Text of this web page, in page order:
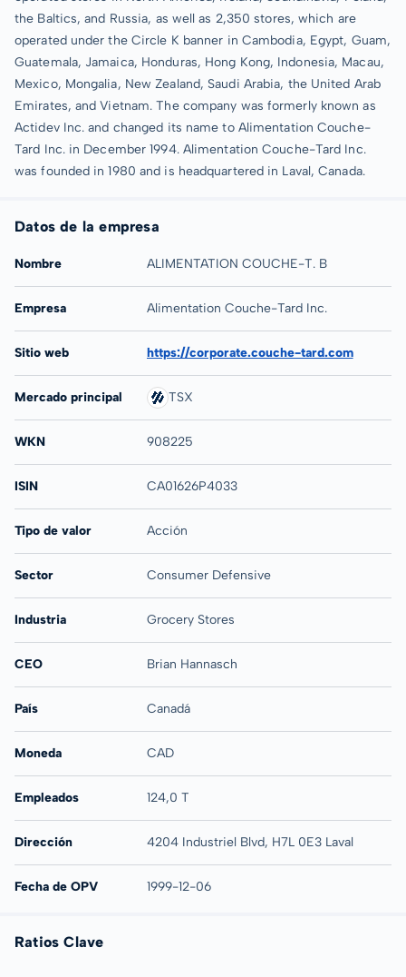
the Baltics, and Russia, as well as 2,350 stores, which are
operated under the Circle K banner in Cambodia, Egypt, Guam,
Guatemala, Jamaica, Honduras, Hong Kong, Indonesia, Macau,
Mexico, Mongalia, New Zealand, Saudi Arabia, the United Arab
Emirates, and Vietnam. The company was formerly known as
Actidev Inc. and changed its name to Alimentation Couche-
Tard Inc. in December 1994. Alimentation Couche-Tard Inc.
was founded in 1980 and is headquartered in Laval, Canada.
Datos de la empresa
Nombre ALIMENTATION COUCHE-T. B
Empresa Alimentation Couche-Tard Inc.
Sitio web https://corporate.couche-tard.com
Mercado principal TSX
WKN 908225
ISIN CA01626P4033
Tipo de valor Acción
Sector Consumer Defensive
Industria Grocery Stores
CEO Brian Hannasch
País Canadá
Moneda CAD
Empleados 124,0 T
Dirección 4204 Industriel Blvd, H7L 0E3 Laval
Fecha de OPV 1999-12-06
Ratios Clave